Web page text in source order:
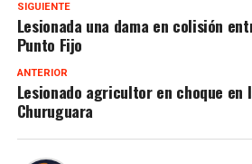
SIGUIENTE
Lesionada una dama en colisión
Punto Fijo
ANTERIOR
Lesionado agricultor en choque en
Churuguara